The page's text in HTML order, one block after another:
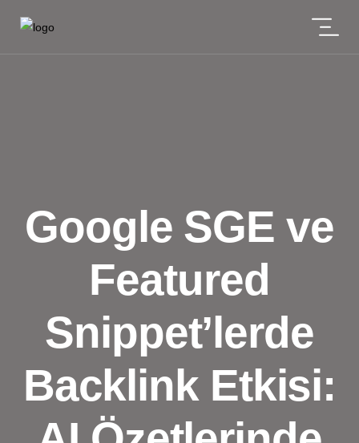
Google SGE ve
Featured
Snippet’lerde
Backlink Etkisi: